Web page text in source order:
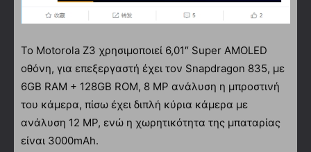
Το Motorola Z3 χρησιμοποιεί 6,01″ Super AMOLED
οθόνη, για επεξεργαστή έχει τον Snapdragon 835, με
6GB RAM + 128GB ROM, 8 MP ανάλυση η μπροστινή
του κάμερα, πίσω έχει διπλή κύρια κάμερα με
ανάλυση 12 MP, ενώ η χωρητικότητα της μπαταρίας
είναι 3000mAh.